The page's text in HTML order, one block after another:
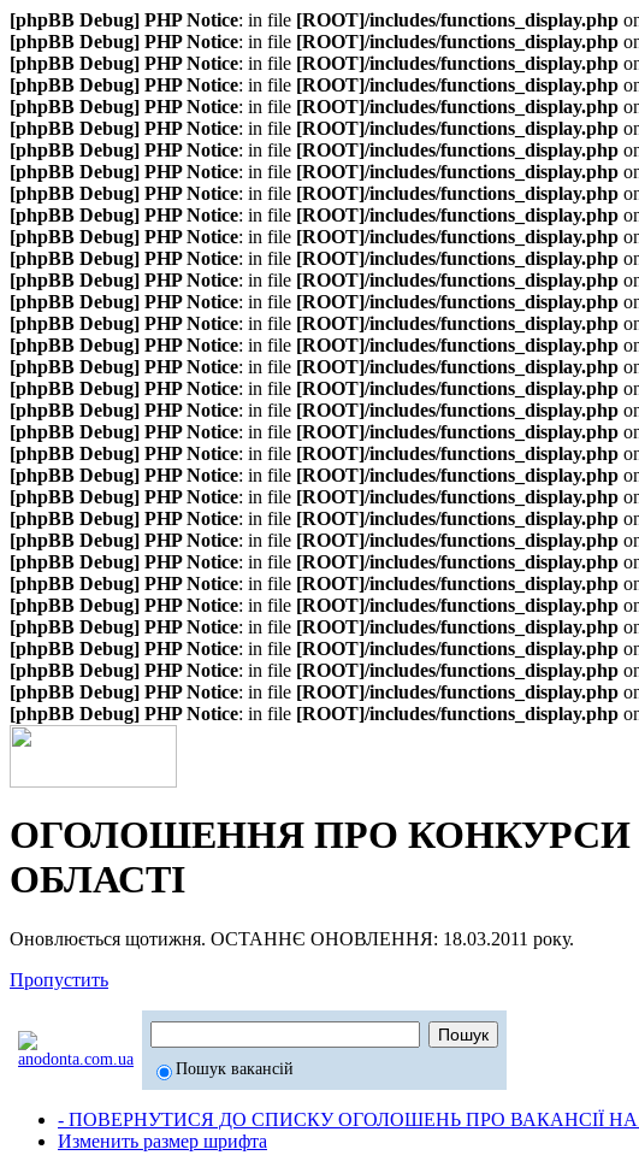
[phpBB Debug] PHP Notice: in file [ROOT]/includes/functions_display.php
[phpBB Debug] PHP Notice: in file [ROOT]/includes/functions_display.php
[phpBB Debug] PHP Notice: in file [ROOT]/includes/functions_display.php
[phpBB Debug] PHP Notice: in file [ROOT]/includes/functions_display.php
[phpBB Debug] PHP Notice: in file [ROOT]/includes/functions_display.php
[phpBB Debug] PHP Notice: in file [ROOT]/includes/functions_display.php
[phpBB Debug] PHP Notice: in file [ROOT]/includes/functions_display.php
[phpBB Debug] PHP Notice: in file [ROOT]/includes/functions_display.php
[phpBB Debug] PHP Notice: in file [ROOT]/includes/functions_display.php
[phpBB Debug] PHP Notice: in file [ROOT]/includes/functions_display.php
[phpBB Debug] PHP Notice: in file [ROOT]/includes/functions_display.php
[phpBB Debug] PHP Notice: in file [ROOT]/includes/functions_display.php
[phpBB Debug] PHP Notice: in file [ROOT]/includes/functions_display.php
[phpBB Debug] PHP Notice: in file [ROOT]/includes/functions_display.php
[phpBB Debug] PHP Notice: in file [ROOT]/includes/functions_display.php
[phpBB Debug] PHP Notice: in file [ROOT]/includes/functions_display.php
[phpBB Debug] PHP Notice: in file [ROOT]/includes/functions_display.php
[phpBB Debug] PHP Notice: in file [ROOT]/includes/functions_display.php
[phpBB Debug] PHP Notice: in file [ROOT]/includes/functions_display.php
[phpBB Debug] PHP Notice: in file [ROOT]/includes/functions_display.php
[phpBB Debug] PHP Notice: in file [ROOT]/includes/functions_display.php
[phpBB Debug] PHP Notice: in file [ROOT]/includes/functions_display.php
[phpBB Debug] PHP Notice: in file [ROOT]/includes/functions_display.php
[phpBB Debug] PHP Notice: in file [ROOT]/includes/functions_display.php
[phpBB Debug] PHP Notice: in file [ROOT]/includes/functions_display.php
[phpBB Debug] PHP Notice: in file [ROOT]/includes/functions_display.php
[phpBB Debug] PHP Notice: in file [ROOT]/includes/functions_display.php
[phpBB Debug] PHP Notice: in file [ROOT]/includes/functions_display.php
[phpBB Debug] PHP Notice: in file [ROOT]/includes/functions_display.php
[phpBB Debug] PHP Notice: in file [ROOT]/includes/functions_display.php
[phpBB Debug] PHP Notice: in file [ROOT]/includes/functions_display.php
[phpBB Debug] PHP Notice: in file [ROOT]/includes/functions_display.php
[phpBB Debug] PHP Notice: in file [ROOT]/includes/functions_display.php
ОГОЛОШЕННЯ ПРО КОНКУРСИ
ОБЛАСТІ
Оновлюється щотижня. ОСТАННЄ ОНОВЛЕННЯ: 18.03.2011 року.
Пропустить
Пошук вакансій
- ПОВЕРНУТИСЯ ДО СПИСКУ ОГОЛОШЕНЬ ПРО ВАКАНСІЇ НА
Изменить размер шрифта